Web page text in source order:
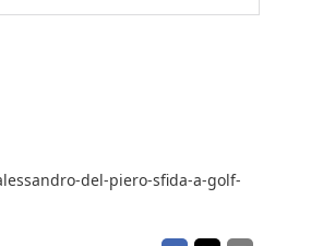
del-piero-sfida-a-golf-